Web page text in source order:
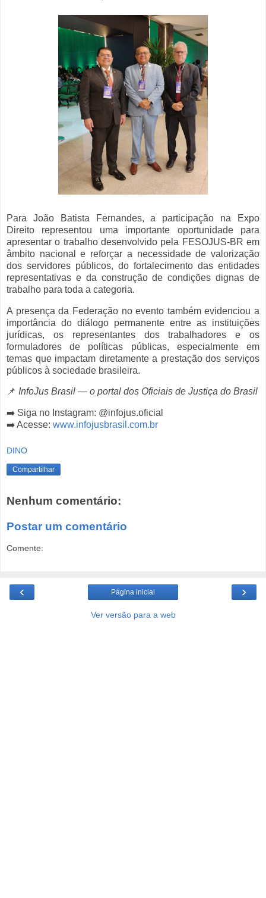
Para João Batista Fernandes, a participação na Expo
Direito representou uma importante oportunidade para
apresentar o trabalho desenvolvido pela FESOJUS-BR em
âmbito nacional e reforçar a necessidade de valorização
dos servidores públicos, do fortalecimento das entidades
representativas e da construção de condições dignas de
trabalho para toda a categoria.
A presença da Federação no evento também evidenciou a
importância do diálogo permanente entre as instituições
jurídicas, os representantes dos trabalhadores e os
formuladores de políticas públicas, especialmente em
temas que impactam diretamente a prestação dos serviços
públicos à sociedade brasileira.
📌 InfoJus Brasil — o portal dos Oficiais de Justiça do Brasil
➡️ Siga no Instagram: @infojus.oficial
➡️ Acesse: www.infojusbrasil.com.br
DINO
Compartilhar
Nenhum comentário:
Postar um comentário
Comente:
‹ ›
Página inicial
Ver versão para a web